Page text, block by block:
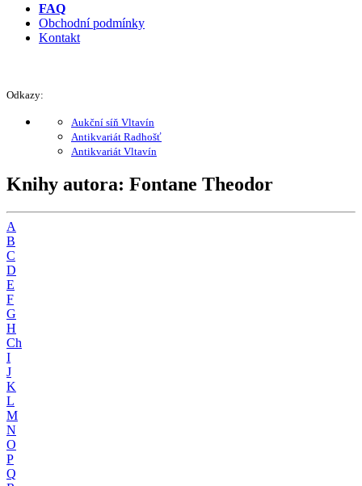
FAQ
Obchodní podmínky
Kontakt
Odkazy:
Aukční síň Vltavín
Antikvariát Radhošť
Antikvariát Vltavín
Knihy autora: Fontane Theodor
A
B
C
D
E
F
G
H
Ch
I
J
K
L
M
N
O
P
Q